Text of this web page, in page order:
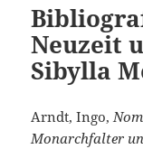
Neuzeit
Sibylla
Arndt, Ingo,
Monarchfalter